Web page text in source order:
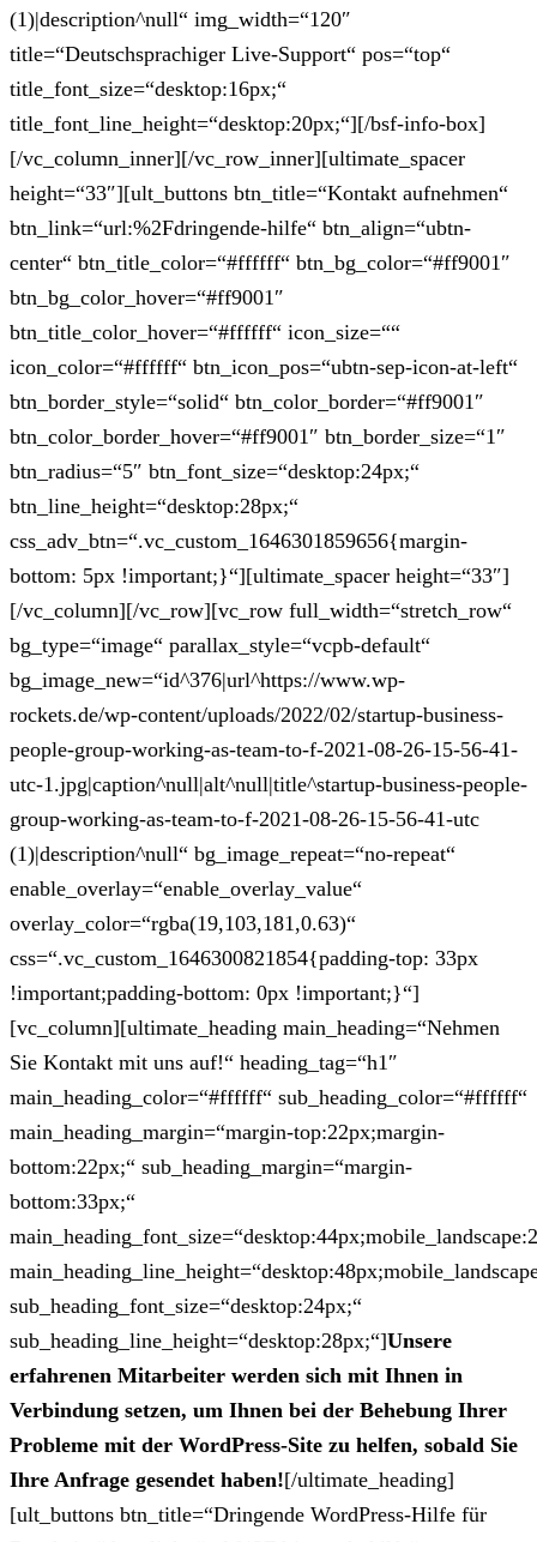
(1)|description^null“ img_width=“120″
title=“Deutschsprachiger Live-Support“ pos=“top“
title_font_size=“desktop:16px;“
title_font_line_height=“desktop:20px;“][/bsf-info-box]
[/vc_column_inner][/vc_row_inner][ultimate_spacer
height=“33″][ult_buttons btn_title=“Kontakt aufnehmen“
btn_link=“url:%2Fdringende-hilfe“ btn_align=“ubtn-
center“ btn_title_color=“#ffffff“ btn_bg_color=“#ff9001″
btn_bg_color_hover=“#ff9001″
btn_title_color_hover=“#ffffff“ icon_size=““
icon_color=“#ffffff“ btn_icon_pos=“ubtn-sep-icon-at-left“
btn_border_style=“solid“ btn_color_border=“#ff9001″
btn_color_border_hover=“#ff9001″ btn_border_size=“1″
btn_radius=“5″ btn_font_size=“desktop:24px;“
btn_line_height=“desktop:28px;“
css_adv_btn=“.vc_custom_1646301859656{margin-
bottom: 5px !important;}“][ultimate_spacer height=“33″]
[/vc_column][/vc_row][vc_row full_width=“stretch_row“
bg_type=“image“ parallax_style=“vcpb-default“
bg_image_new=“id^376|url^https://www.wp-
rockets.de/wp-content/uploads/2022/02/startup-business-
people-group-working-as-team-to-f-2021-08-26-15-56-41-
utc-1.jpg|caption^null|alt^null|title^startup-business-people-
group-working-as-team-to-f-2021-08-26-15-56-41-utc
(1)|description^null“ bg_image_repeat=“no-repeat“
enable_overlay=“enable_overlay_value“
overlay_color=“rgba(19,103,181,0.63)“
css=“.vc_custom_1646300821854{padding-top: 33px
!important;padding-bottom: 0px !important;}“]
[vc_column][ultimate_heading main_heading=“Nehmen
Sie Kontakt mit uns auf!“ heading_tag=“h1″
main_heading_color=“#ffffff“ sub_heading_color=“#ffffff“
main_heading_margin=“margin-top:22px;margin-
bottom:22px;“ sub_heading_margin=“margin-
bottom:33px;“
sub_heading_font_size=“desktop:24px;“
sub_heading_line_height=“desktop:28px;“]Unsere
erfahrenen Mitarbeiter werden sich mit Ihnen in
Verbindung setzen, um Ihnen bei der Behebung Ihrer
Probleme mit der WordPress-Site zu helfen, sobald Sie
Ihre Anfrage gesendet haben![/ultimate_heading]
[ult_buttons btn_title=“Dringende WordPress-Hilfe für